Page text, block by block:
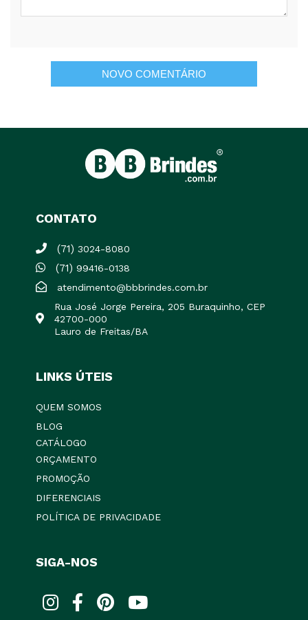
CONTATO
(71) 3024-8080
(71) 99416-0138
atendimento@bbbrindes.com.br
Rua José Jorge Pereira, 205 Buraquinho, CEP
42700-000
Lauro de Freitas/BA
LINKS ÚTEIS
QUEM SOMOS
BLOG
CATÁLOGO
ORÇAMENTO
PROMOÇÃO
DIFERENCIAIS
POLÍTICA DE PRIVACIDADE
SIGA-NOS